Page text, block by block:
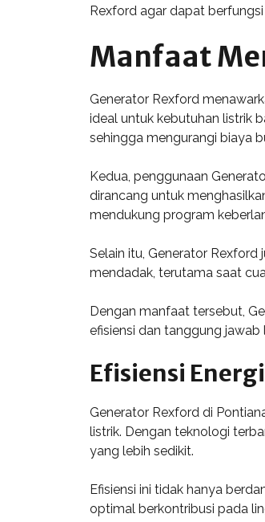
Rexford agar dapat
Manfaat
Generator Rexford
ideal untuk kebutuhan listrik
sehingga mengurangi biaya
Kedua, penggunaan
dirancang untuk
mendukung program
Selain itu, Generator
mendadak, terutama saat
Dengan manfaat tersebut,
efisiensi dan tanggung jawab
Efisiensi Energi
Generator Rexford di
listrik. Dengan teknologi
yang lebih sedikit.
Efisiensi ini tidak hanya
optimal berkontribusi pada